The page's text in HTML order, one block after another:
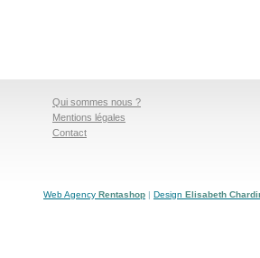
Qui sommes nous ?
Mentions légales
Contact
Web Agency Rentashop | Design Elisabeth